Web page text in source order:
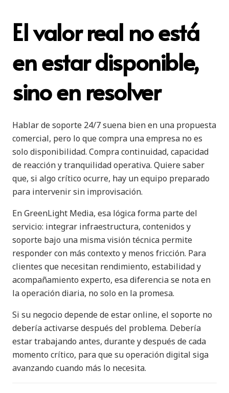
El valor real no está
en estar disponible,
sino en resolver
Hablar de soporte 24/7 suena bien en una propuesta
comercial, pero lo que compra una empresa no es
solo disponibilidad. Compra continuidad, capacidad
de reacción y tranquilidad operativa. Quiere saber
que, si algo crítico ocurre, hay un equipo preparado
para intervenir sin improvisación.
En GreenLight Media, esa lógica forma parte del
servicio: integrar infraestructura, contenidos y
soporte bajo una misma visión técnica permite
responder con más contexto y menos fricción. Para
clientes que necesitan rendimiento, estabilidad y
acompañamiento experto, esa diferencia se nota en
la operación diaria, no solo en la promesa.
Si su negocio depende de estar online, el soporte no
debería activarse después del problema. Debería
estar trabajando antes, durante y después de cada
momento crítico, para que su operación digital siga
avanzando cuando más lo necesita.